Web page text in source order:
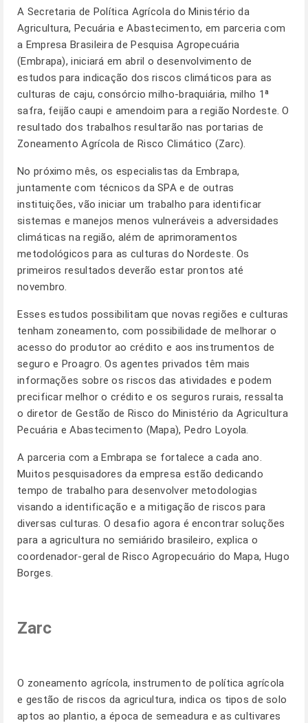
A Secretaria de Política Agrícola do Ministério da
Agricultura, Pecuária e Abastecimento, em parceria com
a Empresa Brasileira de Pesquisa Agropecuária
(Embrapa), iniciará em abril o desenvolvimento de
estudos para indicação dos riscos climáticos para as
culturas de caju, consórcio milho-braquiária, milho 1ª
safra, feijão caupi e amendoim para a região Nordeste. O
resultado dos trabalhos resultarão nas portarias de
Zoneamento Agrícola de Risco Climático (Zarc).
No próximo mês, os especialistas da Embrapa,
juntamente com técnicos da SPA e de outras
instituições, vão iniciar um trabalho para identificar
sistemas e manejos menos vulneráveis a adversidades
climáticas na região, além de aprimoramentos
metodológicos para as culturas do Nordeste. Os
primeiros resultados deverão estar prontos até
novembro.
Esses estudos possibilitam que novas regiões e culturas
tenham zoneamento, com possibilidade de melhorar o
acesso do produtor ao crédito e aos instrumentos de
seguro e Proagro. Os agentes privados têm mais
informações sobre os riscos das atividades e podem
precificar melhor o crédito e os seguros rurais, ressalta
o diretor de Gestão de Risco do Ministério da Agricultura
Pecuária e Abastecimento (Mapa), Pedro Loyola.
A parceria com a Embrapa se fortalece a cada ano.
Muitos pesquisadores da empresa estão dedicando
tempo de trabalho para desenvolver metodologias
visando a identificação e a mitigação de riscos para
diversas culturas. O desafio agora é encontrar soluções
para a agricultura no semiárido brasileiro, explica o
coordenador-geral de Risco Agropecuário do Mapa, Hugo
Borges.
Zarc
O zoneamento agrícola, instrumento de política agrícola
e gestão de riscos da agricultura, indica os tipos de solo
aptos ao plantio, a época de semeadura e as cultivares